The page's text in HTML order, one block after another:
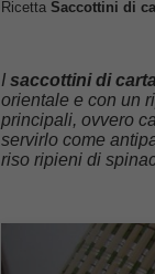
Ricetta Saccottini di
I saccottini di
orientale e con un
principali, ovvero
servirlo come
riso ripieni di